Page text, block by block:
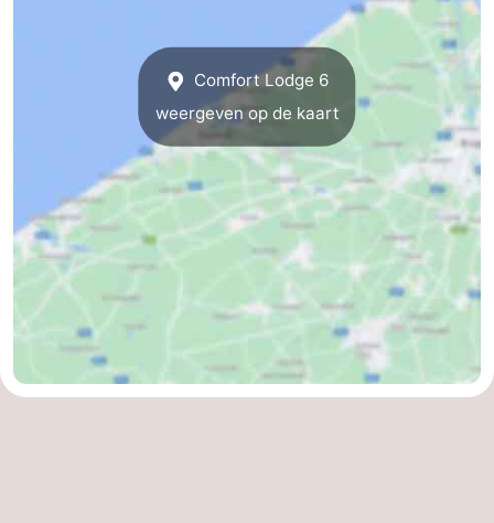
Comfort Lodge 6
weergeven op de kaart